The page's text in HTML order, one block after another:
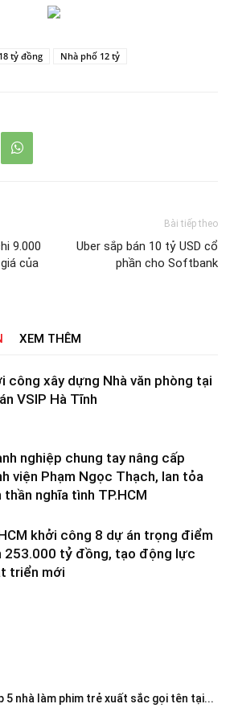
tỷ đồng Nhà phố 12 tỷ
9.000
của
Bài tiếp theo
Uber sắp bán 10 tỷ USD cổ
phần cho Softbank
XEM THÊM
công xây dựng Nhà văn phòng tại
VSIP Hà Tĩnh
nghiệp chung tay nâng cấp
viện Phạm Ngọc Thạch, lan tỏa
thần nghĩa tình TP.HCM
khởi công 8 dự án trọng điểm
253.000 tỷ đồng, tạo động lực
triển mới
5 nhà làm phim trẻ xuất sắc gọi tên tại...